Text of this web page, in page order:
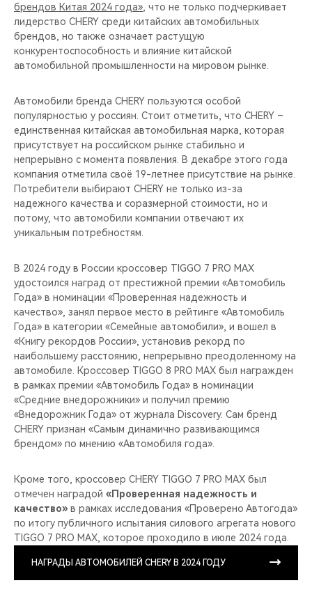
брендов Китая 2024 года» , что не только подчеркивает
лидерство CHERY среди китайских автомобильных
брендов, но также означает растущую
конкурентоспособность и влияние китайской
автомобильной промышленности на мировом рынке.
Автомобили бренда CHERY пользуются особой
популярностью у россиян. Стоит отметить, что CHERY –
единственная китайская автомобильная марка, которая
присутствует на российском рынке стабильно и
непрерывно с момента появления. В декабре этого года
компания отметила своё 19-летнее присутствие на рынке.
Потребители выбирают CHERY не только из-за
надежного качества и соразмерной стоимости, но и
потому, что автомобили компании отвечают их
уникальным потребностям.
В 2024 году в России кроссовер TIGGO 7 PRO MAX
удостоился наград от престижной премии «Автомобиль
Года» в номинации «Проверенная надежность и
качество», занял первое место в рейтинге «Автомобиль
Года» в категории «Семейные автомобили», и вошел в
«Книгу рекордов России», установив рекорд по
наибольшему расстоянию, непрерывно преодоленному на
автомобиле. Кроссовер TIGGO 8 PRO MAX был награжден
в рамках премии «Автомобиль Года» в номинации
«Средние внедорожники» и получил премию
«Внедорожник Года» от журнала Discovery. Сам бренд
CHERY признан «Самым динамично развивающимся
брендом» по мнению «Автомобиля года».
Кроме того, кроссовер CHERY TIGGO 7 PRO MAX был
отмечен наградой «Проверенная надежность и
качество» в рамках исследования «Проверено Автогода»
по итогу публичного испытания силового агрегата нового
TIGGO 7 PRO MAX, которое проходило в июле 2024 года.
НАГРАДЫ АВТОМОБИЛЕЙ CHERY В 2024 ГОДУ